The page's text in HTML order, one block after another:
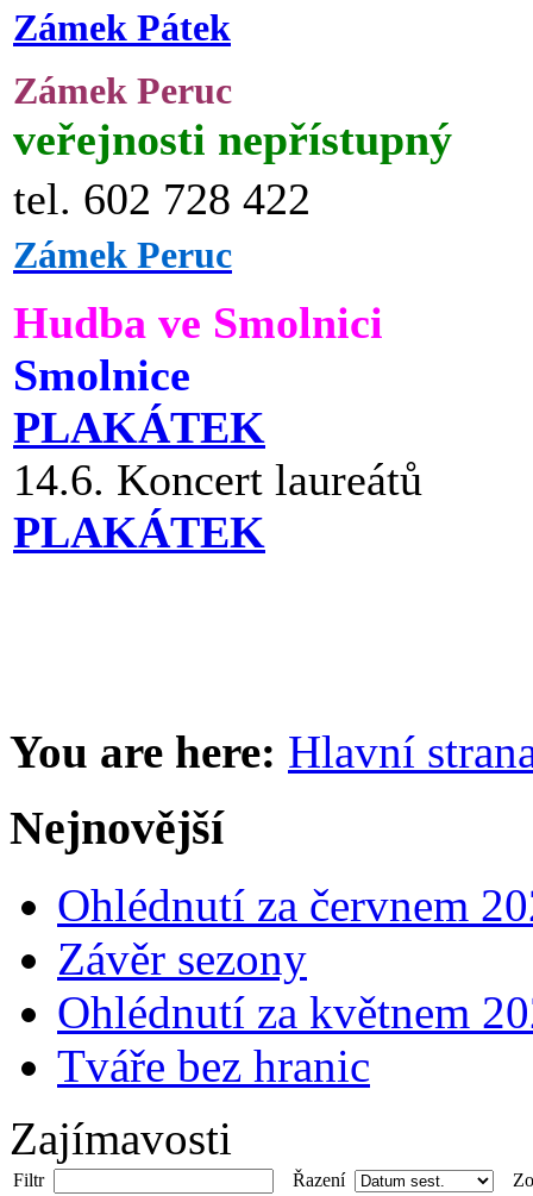
Zámek Pátek
Zámek Peruc
veřejnosti nepřístupný
tel. 602 728 422
Zámek Peruc
Hudba ve Smolnici
Smolnice
PLAKÁTEK
14.6. Koncert laureátů
PLAKÁTEK
You are here: Hlavní
Nejnovější
Ohlédnutí za červnem
Závěr sezony
Ohlédnutí za květnem
Tváře bez hranic
Zajímavosti
Filtr Řazení